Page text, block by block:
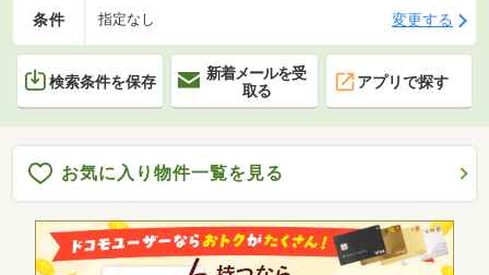
条件 指定なし 変更する
検索条件を保存
新着メールを受
取る
アプリで探す
お気に入り物件一覧を見る